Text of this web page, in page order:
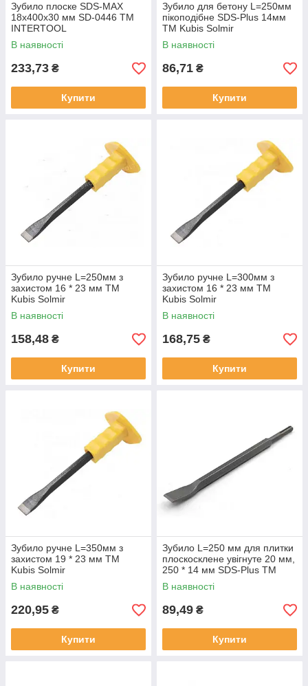
Зубило плоске SDS-MAX
18х400х30 мм SD-0446 ТМ
INTERTOOL
В наявності
233,73 ₴
Купити
Зубило для бетону L=250мм
пікоподібне SDS-Plus 14мм
ТМ Kubis Solmir
В наявності
86,71 ₴
Купити
Зубило ручне L=250мм з
захистом 16 * 23 мм ТМ
Kubis Solmir
В наявності
158,48 ₴
Купити
Зубило ручне L=300мм з
захистом 16 * 23 мм ТМ
Kubis Solmir
В наявності
168,75 ₴
Купити
Зубило ручне L=350мм з
захистом 19 * 23 мм ТМ
Kubis Solmir
В наявності
220,95 ₴
Купити
Зубило L=250 мм для плитки
плоскосклене увігнуте 20 мм,
250 * 14 мм SDS-Plus ТМ
Kubis
В наявності
89,49 ₴
Купити